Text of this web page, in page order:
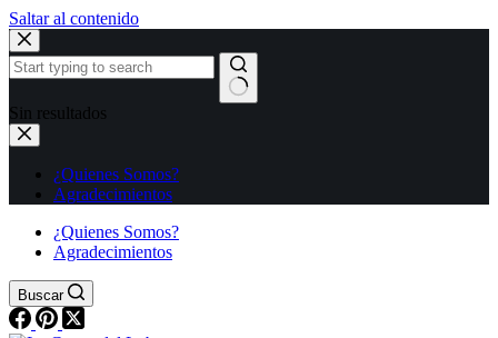
Saltar al contenido
Sin resultados
¿Quienes Somos?
Agradecimientos
¿Quienes Somos?
Agradecimientos
Buscar